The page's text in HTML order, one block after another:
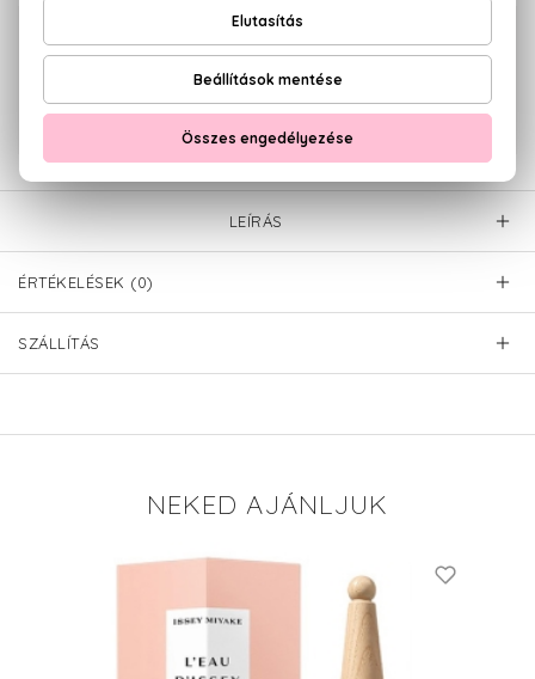
14 napos visszaküldési garanciával
779 1926
LEÍRÁS
ÉRTÉKELÉSEK (0)
SZÁLLÍTÁS
NEKED AJÁNLJUK